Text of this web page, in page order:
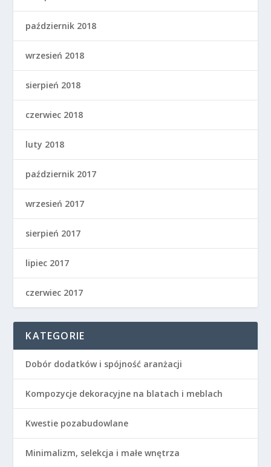
październik 2018
wrzesień 2018
sierpień 2018
czerwiec 2018
luty 2018
październik 2017
wrzesień 2017
sierpień 2017
lipiec 2017
czerwiec 2017
KATEGORIE
Dobór dodatków i spójność aranżacji
Kompozycje dekoracyjne na blatach i meblach
Kwestie pozabudowlane
Minimalizm, selekcja i małe wnętrza